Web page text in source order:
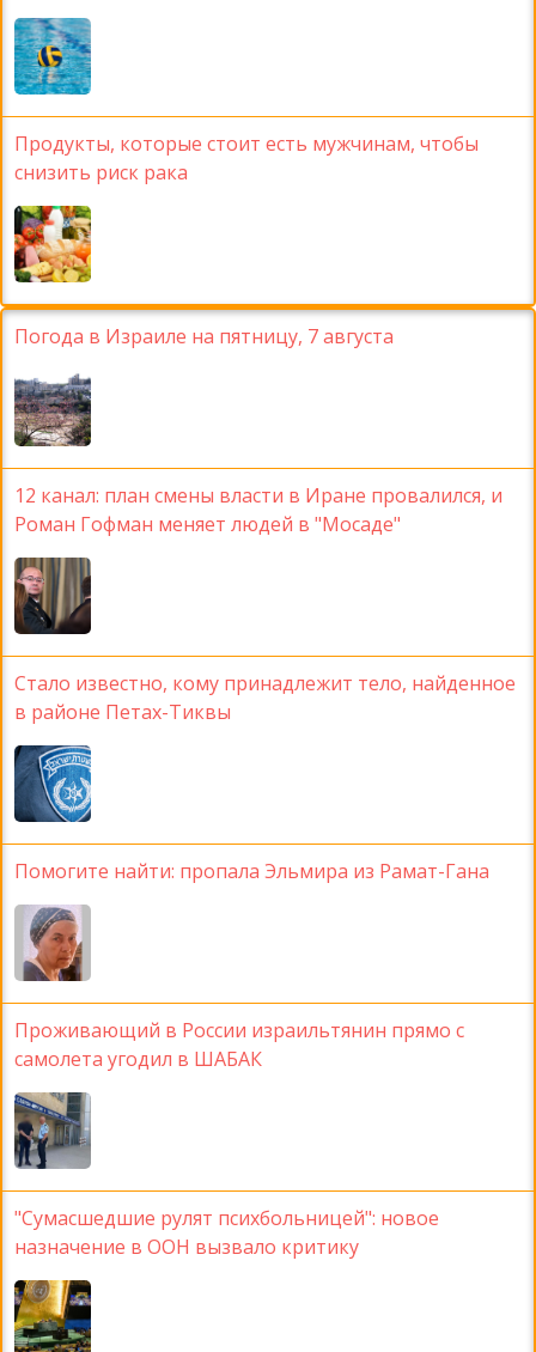
Продукты, которые стоит есть мужчинам, чтобы
снизить риск рака
Погода в Израиле на пятницу, 7 августа
12 канал: план смены власти в Иране провалился, и
Роман Гофман меняет людей в "Мосаде"
Стало известно, кому принадлежит тело, найденное
в районе Петах-Тиквы
Помогите найти: пропала Эльмира из Рамат-Гана
Проживающий в России израильтянин прямо с
самолета угодил в ШАБАК
"Сумасшедшие рулят психбольницей": новое
назначение в ООН вызвало критику